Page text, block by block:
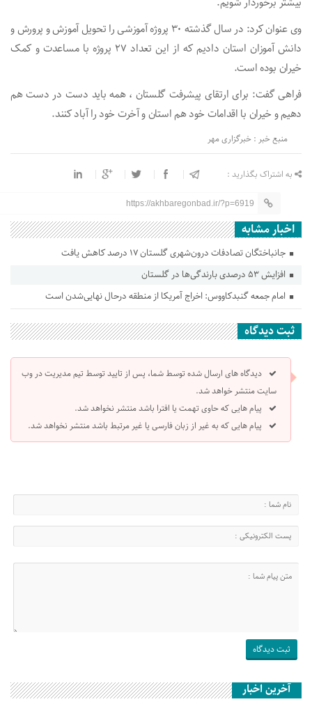
وی عنوان کرد: در سال گذشته ۳۰ پروژه آموزشی را تحویل آموزش و پرورش و
دانش آموزان استان دادیم که از این تعداد ۲۷ پروژه با مساعدت و کمک
خیران بوده است.
فراهی گفت: برای ارتقای پیشرفت گلستان ، همه باید دست در دست هم
دهیم و خیران با اقدامات خود هم استان و آخرت خود را آباد کنند.
منبع خبر : خبرگزاری مهر
به اشتراک بگذارید :
https://akhbaregonbad.ir/?p=6919
اخبار مشابه
جانباختگان تصادفات درون‌شهری گلستان ۱۷ درصد کاهش یافت
افزایش ۵۳ درصدی بارندگی‌ها در گلستان
امام جمعه گنبدکاووس: اخراج آمریکا از منطقه درحال نهایی‌شدن است
ثبت دیدگاه
دیدگاه های ارسال شده توسط شما، پس از تایید توسط تیم مدیریت در وب
سایت منتشر خواهد شد.
پیام هایی که حاوی تهمت یا افترا باشد منتشر نخواهد شد.
پیام هایی که به غیر از زبان فارسی یا غیر مرتبط باشد منتشر نخواهد شد.
آخرین اخبار